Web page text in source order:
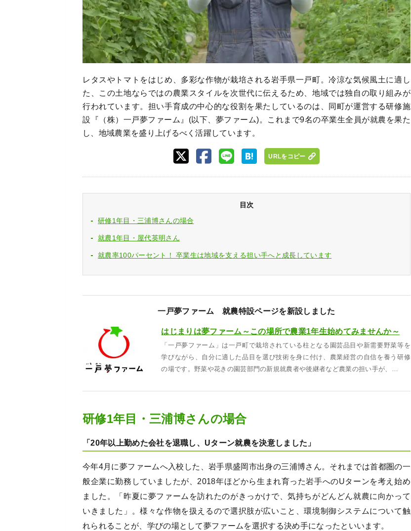
レタスやトマトをはじめ、多彩な作物が栽培される岩手県一戸町。冷涼な気候風土に適し
た、この土地ならではの農業スタイルを次世代に伝えるため、地域では独自の取り組みが
行われています。担い手育成の中心的な役割を果たしているのは、同町が運営する研修施
設『（株）一戸夢ファーム』(以下、夢ファーム)。これまで9名の卒業生全員が就農を果た
し、地域農業を盛り上げるべく活躍しています。
URLをコピー
目次
研修1年目・三浦博さんの場合
就農1年目・屋代英明さん
就農率100パーセント！ 卒業生は地域を支える担い手へと成長しています
一戸夢ファーム 就農特設ページを新設しました
はじまりは夢ファーム～この場所で農業1年生始めてみませんか～
「一戸夢ファーム」は一戸町で栽培されている柱となる園芸品目や新需要野菜等を
学びながら、自分に適した品目を選び技術を身に付け、農業経営の自信を養う研修
の場です。野菜や花きの園芸部門の新規就農者や後継者など農業の担い手が、…
研修1年目・三浦博さんの場合
「20年以上勤めた会社を退職し、Uターン就農を決意しました」
今年4月に夢ファームへ入校した、岩手県盛岡市出身の三浦博さん。それまでは首都圏の一
般企業に勤務していましたが、2018年ほどから生まれ育った岩手へのUターンを考え始め
ました。「昨夏に夢ファームを訪れたのがきっかけで、気持ちがどんどん就農に向かって
いきました」。様々な作物を扱えるので選択肢が広いこと、環境制御システムについて触
れられることが、学びの場として夢ファームを選択する決め手になったといいます。